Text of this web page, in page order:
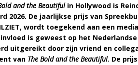
and the Beautifulin Hollywood is
2026. De jaarlijkse prijs van
wordt toegekend aan een
is geweest op het
uitgereikt door zijn vriend en
van The Bold and the Beautiful. De